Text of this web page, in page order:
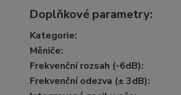
Doplňkové parametry:
Kategorie:
Měniče:
Frekvenční rozsah (-6dB):
Frekvenční odezva (± 3dB):